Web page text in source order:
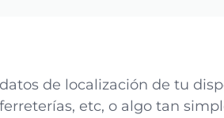
de localización de tu
etc, o algo tan